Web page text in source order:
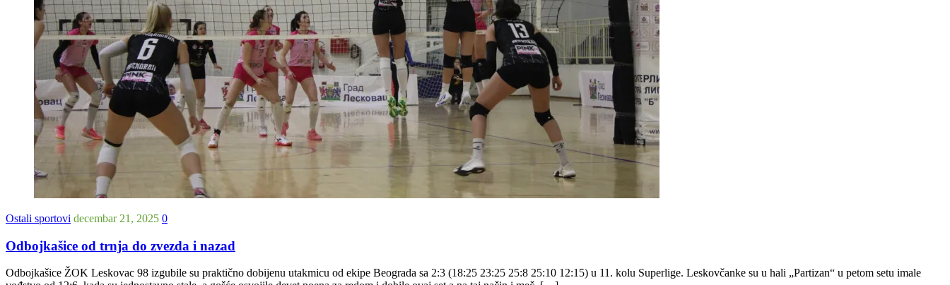
Ostali sportovi decembar 21, 2025 0
Odbojkašice od trnja do zvezda i nazad
Odbojkašice ŽOK Leskovac 98 izgubile su praktično dobijenu utakmicu od ekipe Beograda sa 2:3 (18:25 23:25 25:8 25:10 12:15) u 11. kolu Superlige. Leskovčanke su u hali „Partizan“ u petom setu imale